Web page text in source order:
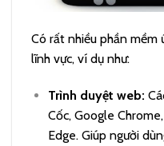
Có rất nhiều phần mềm
lĩnh vực, ví dụ như:
Trình duyệt web:
Cốc, Google
Edge. Giúp người